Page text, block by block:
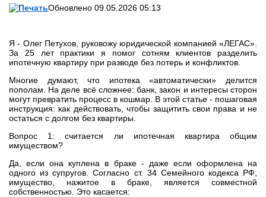
Обновлено 09.05.2026 05:13
Я - Олег Петухов, руковожу юридической компанией «ЛЕГАС».
За 25 лет практики я помог сотням клиентов разделить
ипотечную квартиру при разводе без потерь и конфликтов.
Многие думают, что ипотека «автоматически» делится
пополам. На деле всё сложнее: банк, закон и интересы сторон
могут превратить процесс в кошмар. В этой статье - пошаговая
инструкция: как действовать, чтобы защитить свои права и не
остаться с долгом без квартиры.
Вопрос 1: считается ли ипотечная квартира общим
имуществом?
Да, если она куплена в браке - даже если оформлена на
одного из супругов. Согласно ст. 34 Семейного кодекса РФ,
имущество, нажитое в браке, является совместной
собственностью. Это касается: